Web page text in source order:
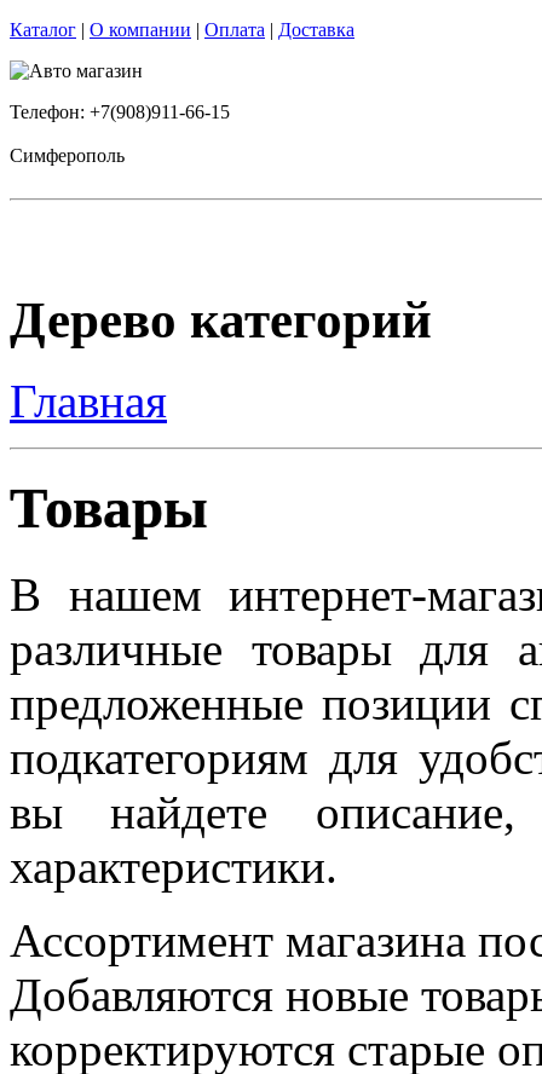
Каталог | О компании | Оплата | Доставка
Телефон: +7(908)911-66-15
Симферополь
Дерево категорий
Главная
Товары
В нашем интернет-
различные товары для
предложенные позиции
подкатегориям для
вы найдете
характеристики.
Ассортимент магазина
Добавляются новые
корректируются старые